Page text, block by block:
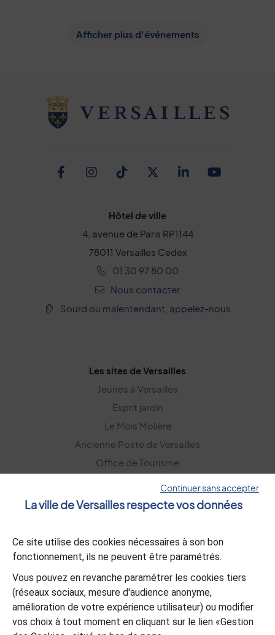
Afficher plus d'événements
Facebook
Instagram
TikTokTwitter
Linkedin
Hôtel de ville
4, avenue de Paris RP1144
78011 Versailles Cedex
01 30 97 80 00
Nous contacter
Sourd ou malentendant, appelez-nous
Les sites de Versailles
Jeunes à Versailles
Esprit jardin
Le Mois Molière
Ancienne Poste de Versailles
Office de Tourisme
S’abonner
L’appli Versailles
Télécharger
Continuer sans accepter
La ville de Versailles respecte vos données
Ce site utilise des cookies nécessaires à son bon
fonctionnement, ils ne peuvent être paramétrés.
Vous pouvez en revanche paramétrer les cookies tiers
(réseaux sociaux, mesure d'audience anonyme,
amélioration de votre expérience utilisateur) ou modifier
vos choix à tout moment en cliquant sur le lien «Gestion